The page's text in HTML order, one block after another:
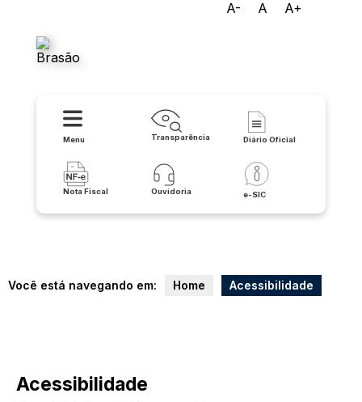
A- A A+
Menu Transparência Diário Oficial
Nota Fiscal Ouvidoria e-SIC
Você está navegando em: Home Acessibilidade
Acessibilidade